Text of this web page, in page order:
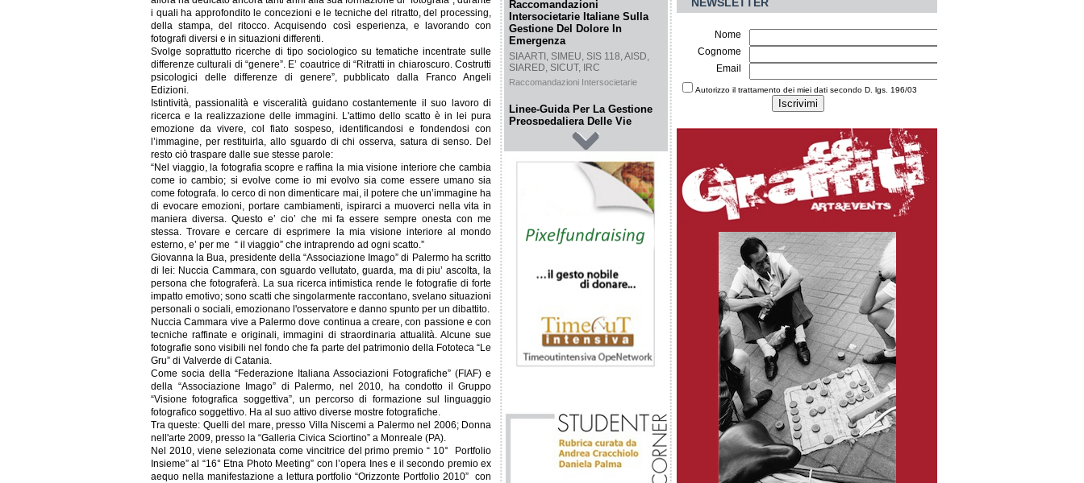
i quali ha approfondito le concezioni e le tecniche del ritratto, del processing,
della stampa, del ritocco. Acquisendo così esperienza, e lavorando con
fotografi diversi e in situazioni differenti.
Svolge soprattutto ricerche di tipo sociologico su tematiche incentrate sulle
differenze culturali di “genere”. E’ coautrice di “Ritratti in chiaroscuro. Costrutti
psicologici delle differenze di genere”, pubblicato dalla Franco Angeli
Edizioni.
Istintività, passionalità e visceralità guidano costantemente il suo lavoro di
ricerca e la realizzazione delle immagini. L'attimo dello scatto è in lei pura
emozione da vivere, col fiato sospeso, identificandosi e fondendosi con
l’immagine, per restituirla, allo sguardo di chi osserva, satura di senso. Del
resto ciò traspare dalle sue stesse parole:
“Nel viaggio, la fotografia scopre e raffina la mia visione interiore che cambia
come io cambio; si evolve come io mi evolvo sia come essere umano sia
come fotografa. Io cerco di non dimenticare mai, il potere che un’immagine ha
di evocare emozioni, portare cambiamenti, ispirarci a muoverci nella vita in
maniera diversa. Questo e’ cio’ che mi fa essere sempre onesta con me
stessa. Trovare e cercare di esprimere la mia visione interiore al mondo
esterno, e’ per me “ il viaggio” che intraprendo ad ogni scatto.”
Giovanna la Bua, presidente della “Associazione Imago” di Palermo ha scritto
di lei: Nuccia Cammara, con sguardo vellutato, guarda, ma di piu’ ascolta, la
persona che fotograferà. La sua ricerca intimistica rende le fotografie di forte
impatto emotivo; sono scatti che singolarmente raccontano, svelano situazioni
personali o sociali, emozionano l'osservatore e danno spunto per un dibattito.
Nuccia Cammara vive a Palermo dove continua a creare, con passione e con
tecniche raffinate e originali, immagini di straordinaria attualità. Alcune sue
fotografie sono visibili nel fondo che fa parte del patrimonio della Fototeca “Le
Gru” di Valverde di Catania.
Come socia della “Federazione Italiana Associazioni Fotografiche” (FIAF) e
della “Associazione Imago” di Palermo, nel 2010, ha condotto il Gruppo
“Visione fotografica soggettiva”, un percorso di formazione sul linguaggio
fotografico soggettivo. Ha al suo attivo diverse mostre fotografiche.
Tra queste: Quelli del mare, presso Villa Niscemi a Palermo nel 2006; Donna
nell'arte 2009, presso la “Galleria Civica Sciortino” a Monreale (PA).
Nel 2010, viene selezionata come vincitrice del primo premio “ 10° Portfolio
Insieme” al “16° Etna Photo Meeting” con l’opera Ines e il secondo premio ex
aequo nella manifestazione a lettura portfolio “Orizzonte Portfolio 2010” con
Raccomandazioni
Intersocietarie Italiane Sulla
Gestione Del Dolore In
Emergenza
SIAARTI, SIMEU, SIS 118, AISD,
SIARED, SICUT, IRC
Raccomandazioni Intersocietarie
Linee-Guida Per La Gestione
Preospedaliera Delle Vie
SIAARTI-PAMIA
SIAARTI – Dr. Maurizio Menarini – Prof.
Flavia Petrini – D.ssa Elena Bigi – Dr.
Paolo Donato – Dr. Alessandro di Filippo
per il GdS Vie aeree difficili e per il GdS
Emergenze PAMIA – Dr. Giulio Giovanni
Desiderio – CPSI Enrico Benedetto – Dr.
143 SIAARTI 2009/2012
la Terapia della Fibrillazione
Atriale
Linee Guida Per la
Somminsitrazione
Endovenosa di Liquidi nei
Nome
Cognome
Email
Autorizzo il trattamento dei miei dati secondo D. lgs. 196/03